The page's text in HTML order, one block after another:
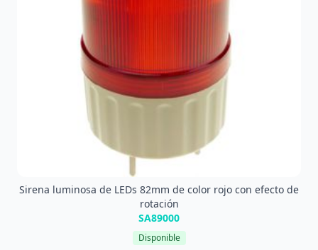
Sirena luminosa de LEDs 82mm de color rojo con efecto de
rotación
SA89000
Disponible